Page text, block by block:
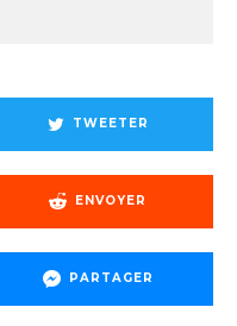
TWEETER
ENVOYER
PARTAGER